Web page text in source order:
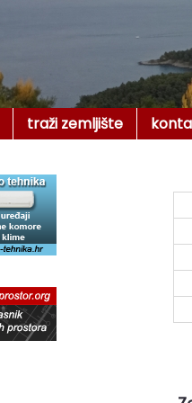
traži zemljište